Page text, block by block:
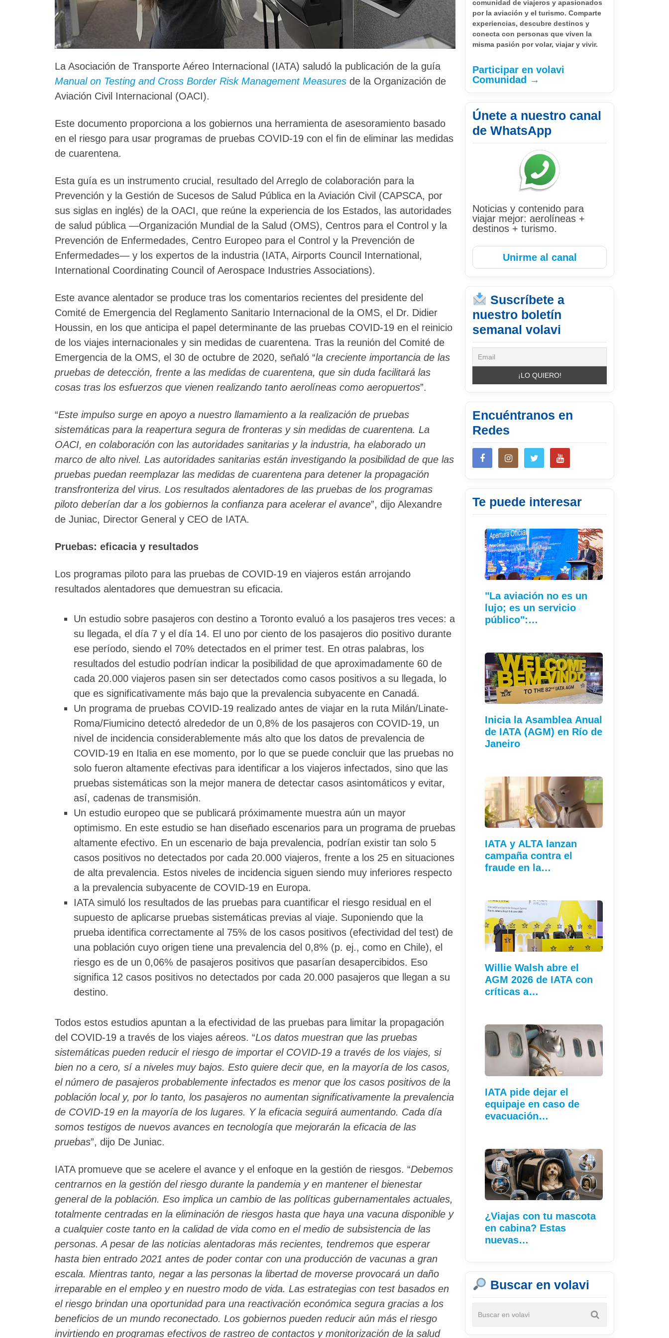
La Asociación de Transporte Aéreo Internacional (IATA) saludó la publicación de la guía
Manual on Testing and Cross Border Risk Management Measures de la Organización de
Aviación Civil Internacional (OACI).
Este documento proporciona a los gobiernos una herramienta de asesoramiento basado
en el riesgo para usar programas de pruebas COVID-19 con el fin de eliminar las medidas
de cuarentena.
Esta guía es un instrumento crucial, resultado del Arreglo de colaboración para la
Prevención y la Gestión de Sucesos de Salud Pública en la Aviación Civil (CAPSCA, por
sus siglas en inglés) de la OACI, que reúne la experiencia de los Estados, las autoridades
de salud pública —Organización Mundial de la Salud (OMS), Centros para el Control y la
Prevención de Enfermedades, Centro Europeo para el Control y la Prevención de
Enfermedades— y los expertos de la industria (IATA, Airports Council International,
International Coordinating Council of Aerospace Industries Associations).
Este avance alentador se produce tras los comentarios recientes del presidente del
Comité de Emergencia del Reglamento Sanitario Internacional de la OMS, el Dr. Didier
Houssin, en los que anticipa el papel determinante de las pruebas COVID-19 en el reinicio
de los viajes internacionales y sin medidas de cuarentena. Tras la reunión del Comité de
Emergencia de la OMS, el 30 de octubre de 2020, señaló “la creciente importancia de las
pruebas de detección, frente a las medidas de cuarentena, que sin duda facilitará las
cosas tras los esfuerzos que vienen realizando tanto aerolíneas como aeropuertos”.
“Este impulso surge en apoyo a nuestro llamamiento a la realización de pruebas
sistemáticas para la reapertura segura de fronteras y sin medidas de cuarentena. La
OACI, en colaboración con las autoridades sanitarias y la industria, ha elaborado un
marco de alto nivel. Las autoridades sanitarias están investigando la posibilidad de que las
pruebas puedan reemplazar las medidas de cuarentena para detener la propagación
transfronteriza del virus. Los resultados alentadores de las pruebas de los programas
piloto deberían dar a los gobiernos la confianza para acelerar el avance”, dijo Alexandre
de Juniac, Director General y CEO de IATA.
Pruebas: eficacia y resultados
Los programas piloto para las pruebas de COVID-19 en viajeros están arrojando
resultados alentadores que demuestran su eficacia.
Un estudio sobre pasajeros con destino a Toronto evaluó a los pasajeros tres veces: a
su llegada, el día 7 y el día 14. El uno por ciento de los pasajeros dio positivo durante
ese período, siendo el 70% detectados en el primer test. En otras palabras, los
resultados del estudio podrían indicar la posibilidad de que aproximadamente 60 de
cada 20.000 viajeros pasen sin ser detectados como casos positivos a su llegada, lo
que es significativamente más bajo que la prevalencia subyacente en Canadá.
Un programa de pruebas COVID-19 realizado antes de viajar en la ruta Milán/Linate-
Roma/Fiumicino detectó alrededor de un 0,8% de los pasajeros con COVID-19, un
nivel de incidencia considerablemente más alto que los datos de prevalencia de
COVID-19 en Italia en ese momento, por lo que se puede concluir que las pruebas no
solo fueron altamente efectivas para identificar a los viajeros infectados, sino que las
pruebas sistemáticas son la mejor manera de detectar casos asintomáticos y evitar,
así, cadenas de transmisión.
Un estudio europeo que se publicará próximamente muestra aún un mayor
optimismo. En este estudio se han diseñado escenarios para un programa de pruebas
altamente efectivo. En un escenario de baja prevalencia, podrían existir tan solo 5
casos positivos no detectados por cada 20.000 viajeros, frente a los 25 en situaciones
de alta prevalencia. Estos niveles de incidencia siguen siendo muy inferiores respecto
a la prevalencia subyacente de COVID-19 en Europa.
IATA simuló los resultados de las pruebas para cuantificar el riesgo residual en el
supuesto de aplicarse pruebas sistemáticas previas al viaje. Suponiendo que la
prueba identifica correctamente al 75% de los casos positivos (efectividad del test) de
una población cuyo origen tiene una prevalencia del 0,8% (p. ej., como en Chile), el
riesgo es de un 0,06% de pasajeros positivos que pasarían desapercibidos. Eso
significa 12 casos positivos no detectados por cada 20.000 pasajeros que llegan a su
destino.
Todos estos estudios apuntan a la efectividad de las pruebas para limitar la propagación
del COVID-19 a través de los viajes aéreos. “Los datos muestran que las pruebas
sistemáticas pueden reducir el riesgo de importar el COVID-19 a través de los viajes, si
bien no a cero, sí a niveles muy bajos. Esto quiere decir que, en la mayoría de los casos,
el número de pasajeros probablemente infectados es menor que los casos positivos de la
población local y, por lo tanto, los pasajeros no aumentan significativamente la prevalencia
de COVID-19 en la mayoría de los lugares. Y la eficacia seguirá aumentando. Cada día
somos testigos de nuevos avances en tecnología que mejorarán la eficacia de las
pruebas”, dijo De Juniac.
IATA promueve que se acelere el avance y el enfoque en la gestión de riesgos. “Debemos
centrarnos en la gestión del riesgo durante la pandemia y en mantener el bienestar
general de la población. Eso implica un cambio de las políticas gubernamentales actuales,
totalmente centradas en la eliminación de riesgos hasta que haya una vacuna disponible y
a cualquier coste tanto en la calidad de vida como en el medio de subsistencia de las
personas. A pesar de las noticias alentadoras más recientes, tendremos que esperar
hasta bien entrado 2021 antes de poder contar con una producción de vacunas a gran
escala. Mientras tanto, negar a las personas la libertad de moverse provocará un daño
irreparable en el empleo y en nuestro modo de vida. Las estrategias con test basados en
el riesgo brindan una oportunidad para una reactivación económica segura gracias a los
beneficios de un mundo reconectado. Los gobiernos pueden reducir aún más el riesgo
invirtiendo en programas efectivos de rastreo de contactos y monitorización de la salud
comunidad de viajeros y apasionados
por la aviación y el turismo. Comparte
experiencias, descubre destinos y
conecta con personas que viven la
misma pasión por volar, viajar y vivir.
Participar en volavi
Comunidad →
Únete a nuestro canal
de WhatsApp
Noticias y contenido para
viajar mejor: aerolíneas +
destinos + turismo.
Unirme al canal
Suscríbete a
nuestro boletín
semanal volavi
Encuéntranos en
Redes
Te puede interesar
"La aviación no es un
lujo; es un servicio
público":…
Inicia la Asamblea Anual
de IATA (AGM) en Río de
Janeiro
IATA y ALTA lanzan
campaña contra el
fraude en la…
Willie Walsh abre el
AGM 2026 de IATA con
críticas a…
IATA pide dejar el
equipaje en caso de
evacuación…
¿Viajas con tu mascota
en cabina? Estas
nuevas…
Buscar en volavi